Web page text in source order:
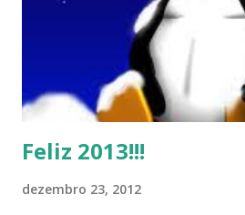
Feliz 2013!!!
dezembro 23, 2012